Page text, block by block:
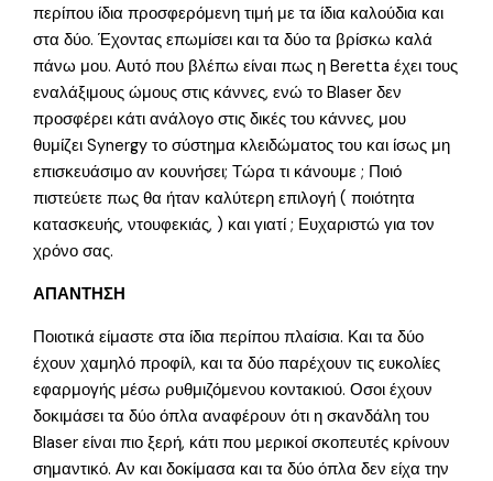
περίπου ίδια προσφερόμενη τιμή με τα ίδια καλούδια και
στα δύο. Έχοντας επωμίσει και τα δύο τα βρίσκω καλά
πάνω μου. Αυτό που βλέπω είναι πως η Beretta έχει τους
εναλάξιμους ώμους στις κάννες, ενώ το Blaser δεν
προσφέρει κάτι ανάλογο στις δικές του κάννες, μου
θυμίζει Synergy το σύστημα κλειδώματος του και ίσως μη
επισκευάσιμο αν κουνήσει; Τώρα τι κάνουμε ; Ποιό
πιστεύετε πως θα ήταν καλύτερη επιλογή ( ποιότητα
κατασκευής, ντουφεκιάς, ) και γιατί ; Ευχαριστώ για τον
χρόνο σας.
ΑΠΑΝΤΗΣΗ
Ποιοτικά είμαστε στα ίδια περίπου πλαίσια. Και τα δύο
έχουν χαμηλό προφίλ, και τα δύο παρέχουν τις ευκολίες
εφαρμογής μέσω ρυθμιζόμενου κοντακιού. Οσοι έχουν
δοκιμάσει τα δύο όπλα αναφέρουν ότι η σκανδάλη του
Blaser είναι πιο ξερή, κάτι που μερικοί σκοπευτές κρίνουν
σημαντικό. Αν και δοκίμασα και τα δύο όπλα δεν είχα την